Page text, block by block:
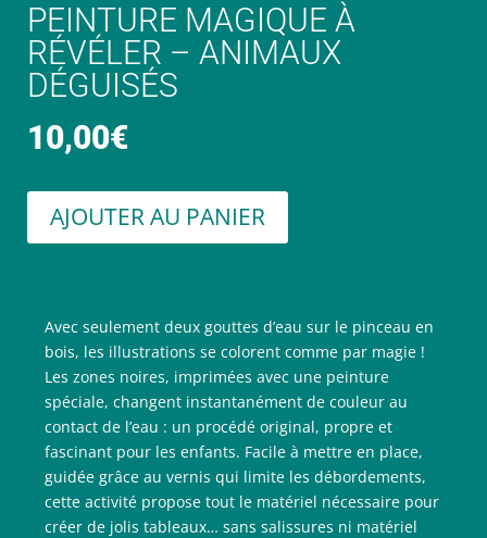
PEINTURE MAGIQUE À
RÉVÉLER – ANIMAUX
DÉGUISÉS
10,00€
AJOUTER AU PANIER
Avec seulement deux gouttes d’eau sur le pinceau en
bois, les illustrations se colorent comme par magie !
Les zones noires, imprimées avec une peinture
spéciale, changent instantanément de couleur au
contact de l’eau : un procédé original, propre et
fascinant pour les enfants. Facile à mettre en place,
guidée grâce au vernis qui limite les débordements,
cette activité propose tout le matériel nécessaire pour
créer de jolis tableaux… sans salissures ni matériel